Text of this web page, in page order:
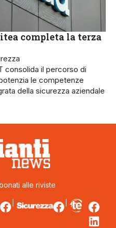
completa la terza
consolida il percorso di
le competenze
della sicurezza aziendale
alle riviste